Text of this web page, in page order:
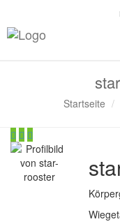
Startseite